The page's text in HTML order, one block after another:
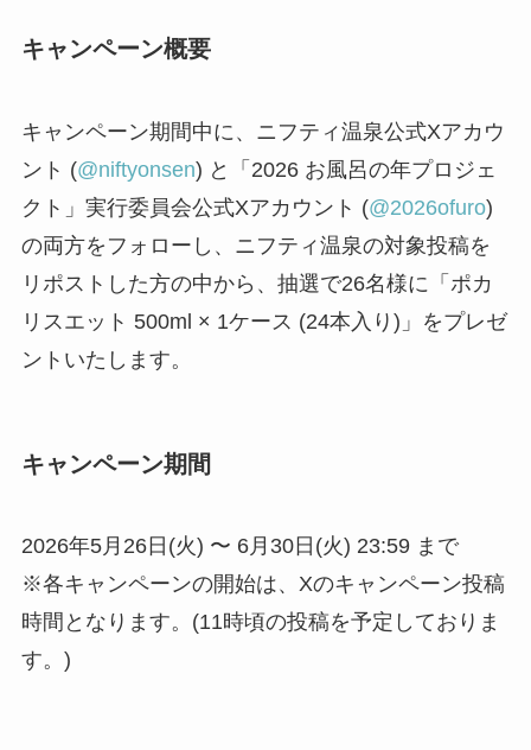
キャンペーン概要
キャンペーン期間中に、ニフティ温泉公式Xアカウ
ント (@niftyonsen) と「2026 お風呂の年プロジェ
クト」実行委員会公式Xアカウント (@2026ofuro)
の両方をフォローし、ニフティ温泉の対象投稿を
リポストした方の中から、抽選で26名様に「ポカ
リスエット 500ml × 1ケース (24本入り)」をプレゼ
ントいたします。
キャンペーン期間
2026年5月26日(火) 〜 6月30日(火) 23:59 まで
※各キャンペーンの開始は、Xのキャンペーン投稿
時間となります。(11時頃の投稿を予定しておりま
す。)